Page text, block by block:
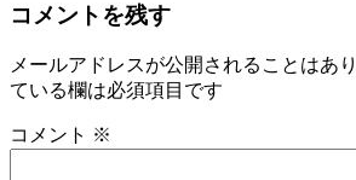
コメントを残す
メールアドレスが公開されることはあり
ている欄は必須項目です
コメント ※